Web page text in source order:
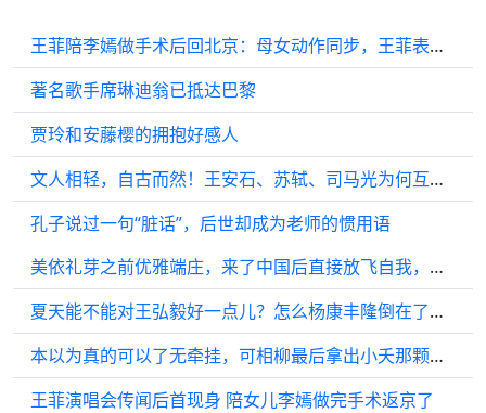
王菲陪李嫣做手术后回北京：母女动作同步，王菲表情严肃显憔悴
著名歌手席琳迪翁已抵达巴黎
贾玲和安藤樱的拥抱好感人
文人相轻，自古而然！王安石、苏轼、司马光为何互相瞧不起？
孔子说过一句“脏话”，后世却成为老师的惯用语
美依礼芽之前优雅端庄，来了中国后直接放飞自我，随时上炕哈哈哈哈哈哈哈…
夏天能不能对王弘毅好一点儿？怎么杨康丰隆倒在了同一个夏天？
本以为真的可以了无牵挂，可相柳最后拿出小夭那颗泪珠出来我就知道…
王菲演唱会传闻后首现身 陪女儿李嫣做完手术返京了